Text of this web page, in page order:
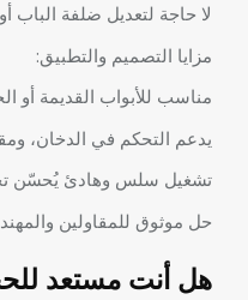
لا حاجة لتعديل ضلفة الباب
مزايا التصميم والتطبيق:
مناسب للأبواب القديمة أو
يدعم التحكم في الدخان،
تشغيل سلس وهادئ يُحسّن
حل موثوق للمقاولين
هل أنت مستعد